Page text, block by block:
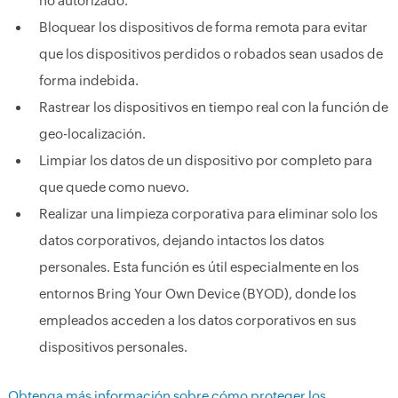
Bloquear los dispositivos de forma remota para evitar
que los dispositivos perdidos o robados sean usados de
forma indebida.
Rastrear los dispositivos en tiempo real con la función de
geo-localización.
Limpiar los datos de un dispositivo por completo para
que quede como nuevo.
Realizar una limpieza corporativa para eliminar solo los
datos corporativos, dejando intactos los datos
personales. Esta función es útil especialmente en los
entornos Bring Your Own Device (BYOD), donde los
empleados acceden a los datos corporativos en sus
dispositivos personales.